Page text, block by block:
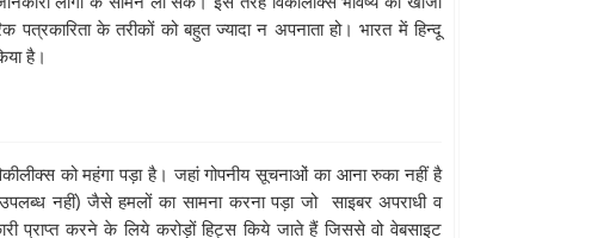
पत्रकारिता के तरीकों को बहुत ज्यादा न अपनाता हो। भारत में हिन्दू
है।
को महंगा पड़ा है। जहां गोपनीय सूचनाओं का आना रुका नहीं है
नहीं) जैसे हमलों का सामना करना पड़ा जो साइबर अपराधी व
प्राप्त करने के लिये करोड़ों हिट्स किये जाते हैं जिससे वो वेबसाइट